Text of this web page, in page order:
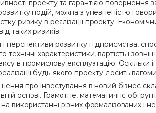
проекту та гарантією повернення
розвитку подій, можна з упевненістю
ризику в реалізації проекту.
таких ризиків.
і перспективи розвитку підприємства,
технічні характеристики, вартість і
в промислову експлуатацію. Оскільки
будь-якого проекту досить
про інвестування в новий бізнес
основі. Грамотне, математично
на використанні різних формалізованих і